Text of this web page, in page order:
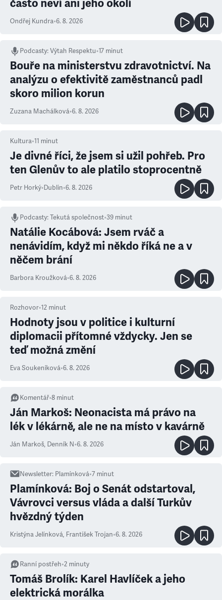
často neví ani jeho okolí
Ondřej Kundra•6. 8. 2026
Podcasty:Výtah Respektu•17 minut
Bouře na ministerstvu zdravotnictví. Na
analýzu o efektivitě zaměstnanců padl
skoro milion korun
Zuzana Machálková•6. 8. 2026
Kultura•11 minut
Je divné říci, že jsem si užil pohřeb. Pro
ten Glenův to ale platilo stoprocentně
Petr Horký•Dublin•6. 8. 2026
Podcasty:Tekutá společnost•39 minut
Natálie Kocábová: Jsem rváč a
nenávidím, když mi někdo říká ne a v
něčem brání
Barbora Kroužková•6. 8. 2026
Rozhovor•12 minut
Hodnoty jsou v politice i kulturní
diplomacii přítomné vždycky. Jen se
teď možná změní
Eva Soukeníková•6. 8. 2026
Komentář•8 minut
Ján Markoš: Neonacista má právo na
lék v lékárně, ale ne na místo v kavárně
Ján Markoš, Denník N•6. 8. 2026
Newsletter: Plamínková•7 minut
Plamínková: Boj o Senát odstartoval,
Vávrovci versus vláda a další Turkův
hvězdný týden
Kristýna Jelínková, František Trojan•6. 8. 2026
Ranní postřeh•2 minuty
Tomáš Brolík: Karel Havlíček a jeho
elektrická morálka